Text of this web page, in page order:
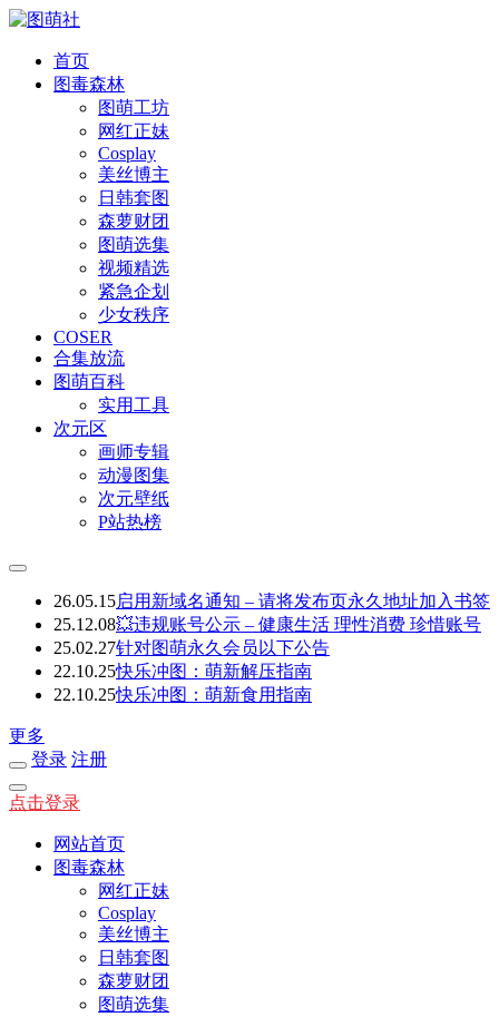
首页
图毒森林
图萌工坊
网红正妹
Cosplay
美丝博主
日韩套图
森萝财团
图萌选集
视频精选
紧急企划
少女秩序
COSER
合集放流
图萌百科
实用工具
次元区
画师专辑
动漫图集
次元壁纸
P站热榜
26.05.15启用新域名通知 – 请将发布页永久地址加入书签
25.12.08💥违规账号公示 – 健康生活 理性消费 珍惜账号
25.02.27针对图萌永久会员以下公告
22.10.25快乐冲图：萌新解压指南
22.10.25快乐冲图：萌新食用指南
更多
登录 注册
点击登录
网站首页
图毒森林
网红正妹
Cosplay
美丝博主
日韩套图
森萝财团
图萌选集